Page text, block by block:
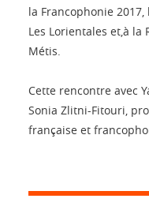
la Francophonie 2017,
Les Lorientales et,à la
Métis.
Cette rencontre avec
Sonia Zlitni-Fitouri,
française et